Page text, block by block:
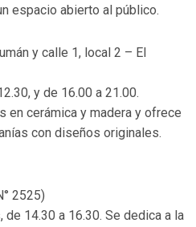
espacio abierto al público.
y calle 1, local 2 – El
y de 16.00 a 21.00.
en cerámica y madera y ofrece
con diseños originales.
2525)
14.30 a 16.30. Se dedica a la